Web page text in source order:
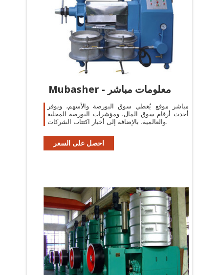
Mubasher - معلومات مباشر
مباشر موقع يُغطي سوق البورصة والأسهم، ويوفر
أحدث أرقام سوق المال، ومؤشرات البورصة المحلية
والعالمية، بالإضافة إلى أخبار اكتتاب الشركات.
احصل على السعر